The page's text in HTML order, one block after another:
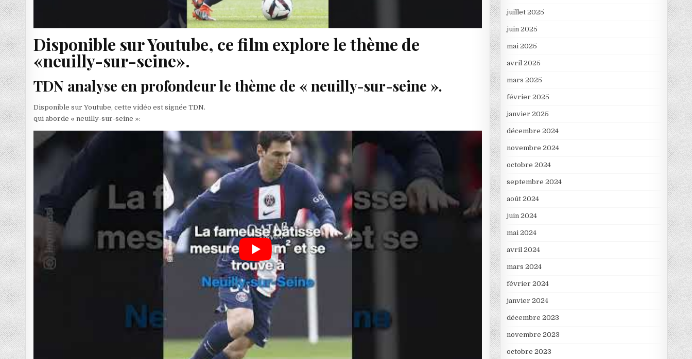
Disponible sur Youtube, ce film explore le thème de
«neuilly-sur-seine».
TDN analyse en profondeur le thème de « neuilly-sur-seine ».
Disponible sur Youtube, cette vidéo est signée TDN.
qui aborde « neuilly-sur-seine »:
juillet 2025
juin 2025
mai 2025
avril 2025
mars 2025
février 2025
janvier 2025
décembre 2024
novembre 2024
octobre 2024
septembre 2024
août 2024
juin 2024
mai 2024
avril 2024
mars 2024
février 2024
janvier 2024
décembre 2023
novembre 2023
octobre 2023